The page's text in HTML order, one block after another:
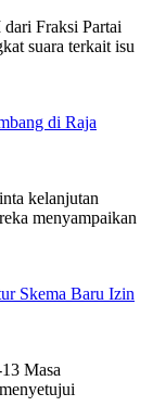
Fraksi Partai
suara terkait isu
di Raja
kelanjutan
menyampaikan
Skema Baru Izin
Masa